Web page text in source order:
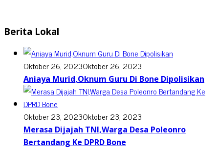
Berita Lokal
Oktober 26, 2023Oktober 26, 2023
Aniaya Murid,Oknum Guru Di Bone Dipolisikan
Oktober 23, 2023Oktober 23, 2023
Merasa Dijajah TNI,Warga Desa Poleonro
Bertandang Ke DPRD Bone